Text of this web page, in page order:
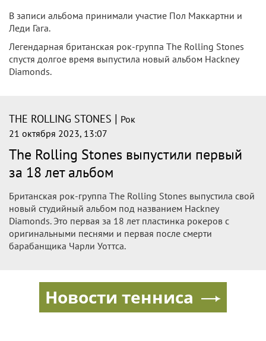
Diamonds» от The Rolling Stones
Свершилось! Конец октября ознаменовался выходом 24
по счёту и первого за 18 лет (с даты выпуска последней
пластинки с собственным материалом роллингов «A Bigger
Bang» в 2005 году) альбома под названием «Hackney
THE ROLLING STONES |
The Rolling Stones - Hackney Diamonds
(2023)
Согласно одному анекдоту, древнейший из известных
человечеству музыкальных инструментов — костяная
флейта из пещеры на юго-западе Германии— был забыт
там Китом Ричардсом (Keith Richards) во время ранних
THE ROLLING STONES|
Рок